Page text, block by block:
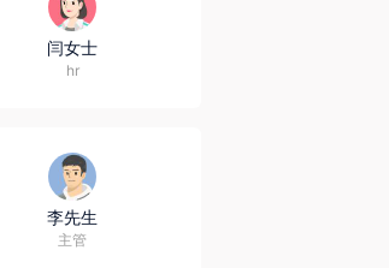
闫女士
hr
李先生
主管